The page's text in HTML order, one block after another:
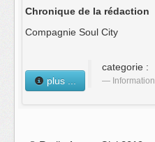
Chronique de la rédaction
Compagnie Soul City
plus ...
categorie :
Information